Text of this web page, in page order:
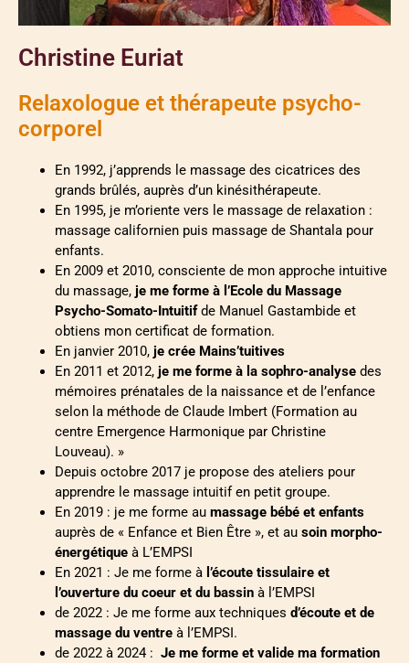
Christine Euriat
Relaxologue et thérapeute psycho-
corporel
En 1992, j’apprends le massage des cicatrices des
grands brûlés, auprès d’un kinésithérapeute.
En 1995, je m’oriente vers le massage de relaxation :
massage californien puis massage de Shantala pour
enfants.
En 2009 et 2010, consciente de mon approche intuitive
du massage, je me forme à l’Ecole du Massage
Psycho-Somato-Intuitifde Manuel Gastambide et
obtiens mon certificat de formation.
En janvier 2010, je crée Mains’tuitives
En 2011 et 2012, je me forme à la sophro-analyse des
mémoires prénatales de la naissance et de l’enfance
selon la méthode de Claude Imbert (Formation au
centre Emergence Harmonique par Christine
Louveau). »
Depuis octobre 2017 je propose des ateliers pour
apprendre le massage intuitif en petit groupe.
En 2019 : je me forme au massage bébé et enfants
auprès de « Enfance et Bien Être », et au soin morpho-
énergétique à L’EMPSI
En 2021 : Je me forme à l’écoute tissulaire et
l’ouverture du coeur et du bassin à l’EMPSI
de 2022 : Je me forme aux techniques d’écoute et de
massage du ventre à l’EMPSI.
de 2022 à 2024 : Je me forme et valide ma formation